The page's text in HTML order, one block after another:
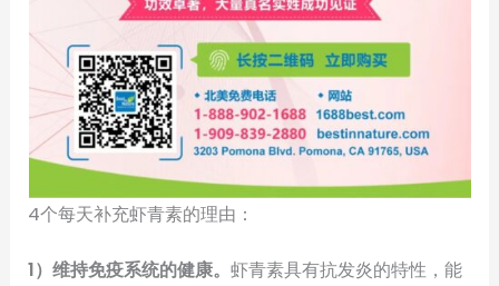
4个每天补充虾青素的理由：
1）维持免疫系统的健康。虾青素具有抗发炎的特性，能